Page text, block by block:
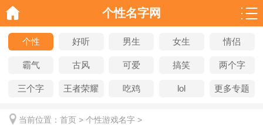
个性名字网
个性 好听 男生 女生 情侣
霸气 古风 可爱 搞笑 两个字
三个字 王者荣耀 吃鸡 lol 更多专题
当前位置： 首页 > 个性游戏名字 >